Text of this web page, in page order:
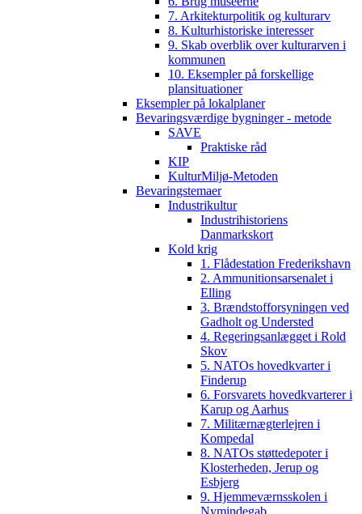
7. Arkitekturpolitik og kulturarv
8. Kulturhistoriske interesser
9. Skab overblik over kulturarven i
kommunen
10. Eksempler på forskellige
plansituationer
Eksempler på lokalplaner
Bevaringsværdige bygninger - metode
SAVE
Praktiske råd
KIP
KulturMiljø-Metoden
Bevaringstemaer
Industrikultur
Industrihistoriens
Danmarkskort
Kold krig
1. Flådestation Frederikshavn
2. Ammunitionsarsenalet i
Elling
3. Brændstofforsyningen ved
Gadholt og Understed
4. Regeringsanlægget i Rold
Skov
5. NATOs hovedkvarter i
Finderup
6. Forsvarets hovedkvarterer i
Karup og Aarhus
7. Militærnægterlejren i
Kompedal
8. NATOs støttedepoter i
Klosterheden, Jerup og
Esbjerg
9. Hjemmeværnsskolen i
Nymindegab